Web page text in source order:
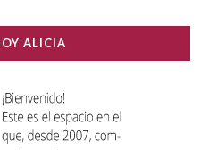
ALICIA